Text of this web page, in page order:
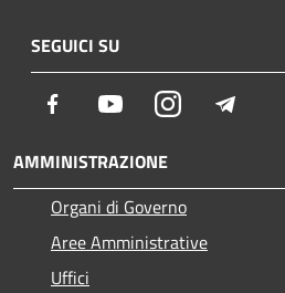
SEGUICI SU
Facebook YoutubeInstagram
AMMINISTRAZIONE
Organi di Governo
Aree Amministrative
Uffici